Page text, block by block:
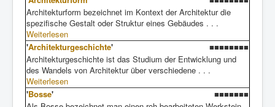
Architekturform bezeichnet im Kontext der Architektur die
spezifische Gestalt oder Struktur eines Gebäudes . . .
Weiterlesen
'Architekturgeschichte'
■■■■■■■■
Architekturgeschichte ist das Studium der Entwicklung und
des Wandels von Architektur über verschiedene . . .
Weiterlesen
'Bosse'
■■■■■■■